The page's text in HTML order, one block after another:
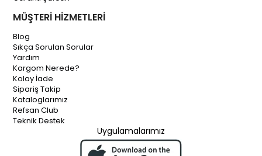
MÜŞTERİ HİZMETLERİ
Blog
Sıkça Sorulan Sorular
Yardım
Kargom Nerede?
Kolay İade
Sipariş Takip
Kataloglarımız
Refsan Club
Teknik Destek
Uygulamalarımız